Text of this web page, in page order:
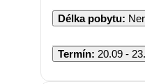
Délka pobytu:
Termín: 20.09 -